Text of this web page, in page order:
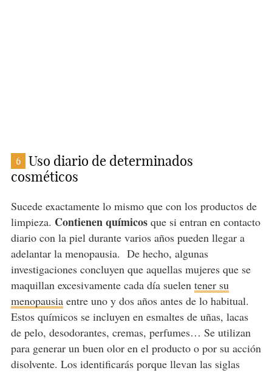
6
Uso diario de determinados
cosméticos
Sucede exactamente lo mismo que con los productos de
limpieza. Contienen químicosque si entran en contacto
diario con la piel durante varios años pueden llegar a
adelantar la menopausia. De hecho, algunas
investigaciones concluyen que aquellas mujeres que se
maquillan excesivamente cada día suelen tener su
menopausiaentre uno y dos años antes de lo habitual.
Estos químicos se incluyen en esmaltes de uñas, lacas
de pelo, desodorantes, cremas, perfumes… Se utilizan
para generar un buen olor en el producto o por su acción
disolvente. Los identificarás porque llevan las siglas